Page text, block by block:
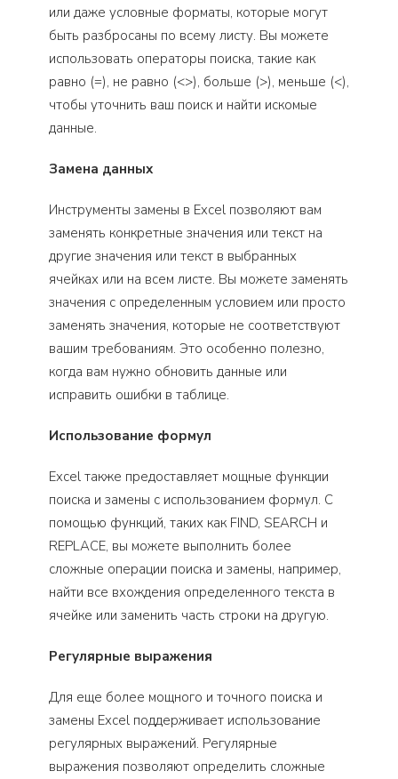
или даже условные форматы, которые могут
быть разбросаны по всему листу. Вы можете
использовать операторы поиска, такие как
равно (=), не равно (<>), больше (>), меньше (<),
чтобы уточнить ваш поиск и найти искомые
данные.
Замена данных
Инструменты замены в Excel позволяют вам
заменять конкретные значения или текст на
другие значения или текст в выбранных
ячейках или на всем листе. Вы можете заменять
значения с определенным условием или просто
заменять значения, которые не соответствуют
вашим требованиям. Это особенно полезно,
когда вам нужно обновить данные или
исправить ошибки в таблице.
Использование формул
Excel также предоставляет мощные функции
поиска и замены с использованием формул. С
помощью функций, таких как FIND, SEARCH и
REPLACE, вы можете выполнить более
сложные операции поиска и замены, например,
найти все вхождения определенного текста в
ячейке или заменить часть строки на другую.
Регулярные выражения
Для еще более мощного и точного поиска и
замены Excel поддерживает использование
регулярных выражений. Регулярные
выражения позволяют определить сложные